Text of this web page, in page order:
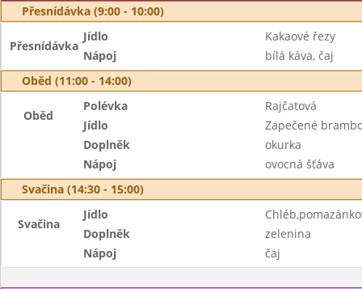
Přesnídávka (9:00 - 10:00)
Přesnídávka
Jídlo
Kakaové řezy
Nápoj
bílá káva, čaj
Oběd (11:00 - 14:00)
Oběd
Polévka
Rajčatová
Jídlo
Zapečené
Doplněk
okurka
Nápoj
ovocná šťáva
Svačina (14:30 - 15:00)
Svačina
Jídlo
Doplněk
zelenina
Nápoj
čaj